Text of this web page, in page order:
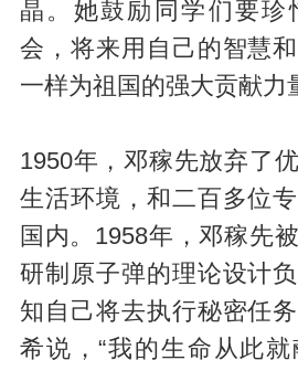
晶。她鼓励同学们要珍
会，将来用自己的智慧
一样为祖国的强大贡献力
1950年，邓稼先放弃了
生活环境，和二百多位
国内。1958年，邓稼先
研制原子弹的理论设计
知自己将去执行秘密任
希说，“我的生命从此